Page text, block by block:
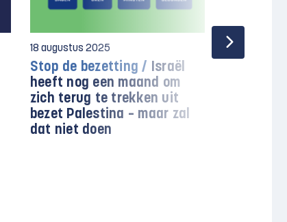
18 augustus 2025
Stop de bezetting / Israël
heeft nog een maand om
zich terug te trekken uit
bezet Palestina – maar zal
dat niet doen
26 november